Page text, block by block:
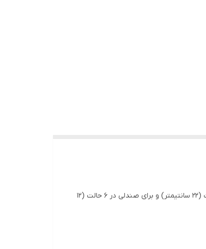
این محصول در 7 طرح کارتونی و 6 رنگ متفاوت تولید می شود. ارتفاع این میز و صندلی بدون باز و بست کردن پیچ و مهره، برای میز در ۱۱ حالت (۲۲ سانتیمتر) و برای صندلی در ۶ حالت (۱۲